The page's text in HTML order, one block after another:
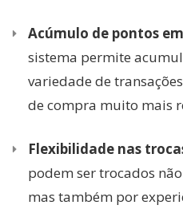
Acúmulo de pontos
sistema permite
variedade de
de compra muito mais
Flexibilidade nas
podem ser trocados
mas também por